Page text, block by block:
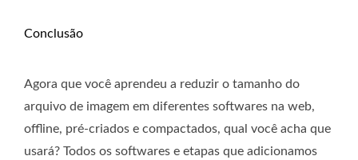
Conclusão
Agora que você aprendeu a reduzir o tamanho do
arquivo de imagem em diferentes softwares na web,
offline, pré-criados e compactados, qual você acha que
usará? Todos os softwares e etapas que adicionamos